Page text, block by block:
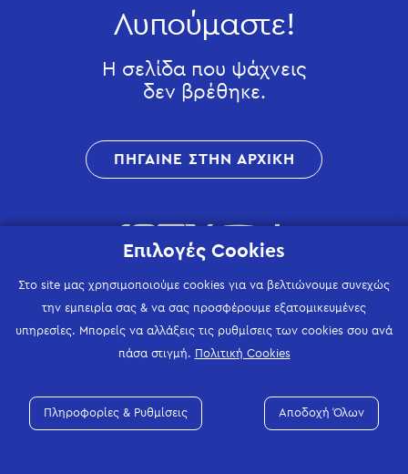
Λυπούμαστε!
Η σελίδα που ψάχνεις
δεν βρέθηκε.
ΠΗΓΑΙΝΕ ΣΤΗΝ ΑΡΧΙΚΗ
Επιλογές Cookies
Στο site μας χρησιμοποιούμε cookies για να βελτιώνουμε συνεχώς
την εμπειρία σας & να σας προσφέρουμε εξατομικευμένες
υπηρεσίες. Μπορείς να αλλάξεις τις ρυθμίσεις των cookies σου ανά
πάσα στιγμή. Πολιτική Cookies
Πληροφορίες & Ρυθμίσεις Αποδοχή Όλων